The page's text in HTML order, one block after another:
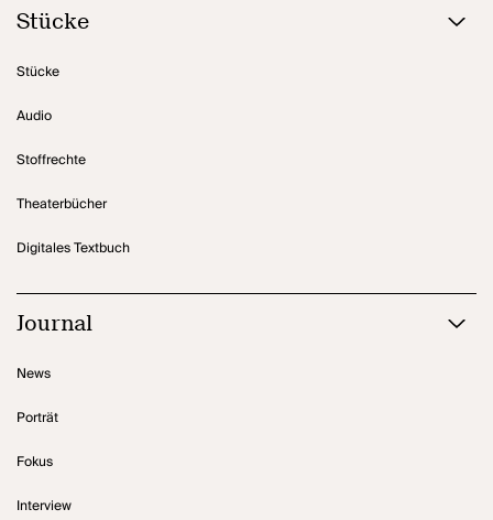
Stücke
Stücke
Audio
Stoffrechte
Theaterbücher
Digitales Textbuch
Journal
News
Porträt
Fokus
Interview